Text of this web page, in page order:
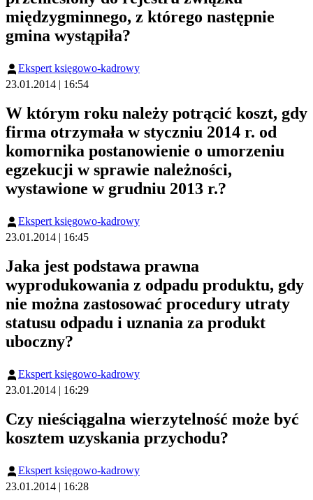
międzygminnego, z którego następnie
gmina wystąpiła?
Ekspert księgowo-kadrowy
23.01.2014 | 16:54
W którym roku należy potrącić koszt, gdy
firma otrzymała w styczniu 2014 r. od
komornika postanowienie o umorzeniu
egzekucji w sprawie należności,
wystawione w grudniu 2013 r.?
Ekspert księgowo-kadrowy
23.01.2014 | 16:45
Jaka jest podstawa prawna
wyprodukowania z odpadu produktu, gdy
nie można zastosować procedury utraty
statusu odpadu i uznania za produkt
uboczny?
Ekspert księgowo-kadrowy
23.01.2014 | 16:29
Czy nieściągalna wierzytelność może być
kosztem uzyskania przychodu?
Ekspert księgowo-kadrowy
23.01.2014 | 16:28